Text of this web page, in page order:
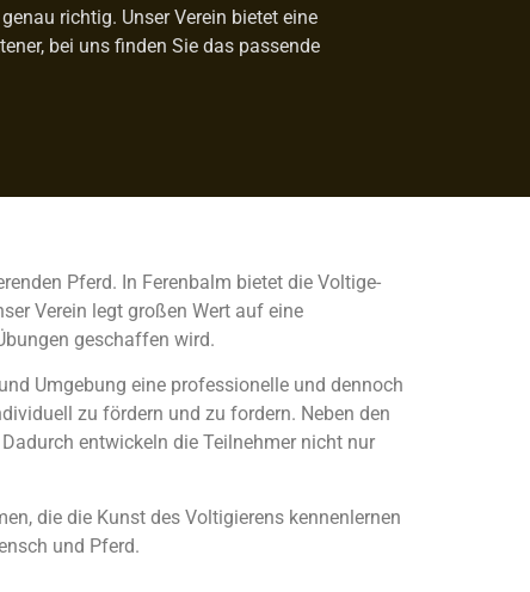
richtig. Unser Verein bietet eine
bei uns finden Sie das passende
Pferd. In Ferenbalm bietet die Voltige-
Verein legt großen Wert auf eine
geschaffen wird.
Umgebung eine professionelle und dennoch
zu fördern und zu fordern. Neben den
entwickeln die Teilnehmer nicht nur
die die Kunst des Voltigierens kennenlernen
und Pferd.